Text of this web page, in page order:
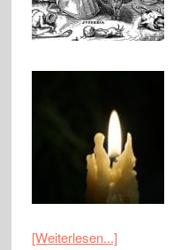
[Weiterlesen...]